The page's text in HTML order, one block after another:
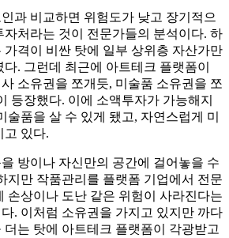
과 비교하면 위험도가 낮고 장기적으
자처라는 것이 전문가들의 분석이다. 하
가격이 비싼 탓에 일부 상위층 자산가만
. 그런데 최근에 아트테크 플랫폼이
소유권을 쪼개듯, 미술품 소유권을 쪼
등장했다. 이에 소액투자가 가능해지
술품을 살 수 있게 됐고, 자연스럽게 미
고 있다.
방이나 자신만의 공간에 걸어놓을 수
지만 작품관리를 플랫폼 기업에서 전문
손상이나 도난 같은 위험이 사라진다는
. 이처럼 소유권을 가지고 있지만 까다
더는 탓에 아트테크 플랫폼이 각광받고